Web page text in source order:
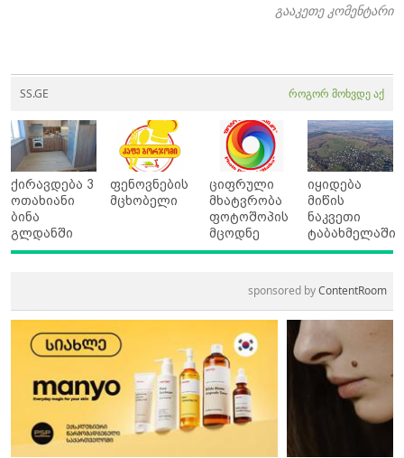
გააკეთე კომენტარი
SS.GE როგორ მოხვდე აქ
ქირავდება 3
ოთახიანი
ბინა
გლდანში
ფენოვნების
მცხობელი
ციფრული
მხატვრობა
ფოტოშოპის
მცოდნე
იყიდება
მიწის
ნაკვეთი
ტაბახმელაში
sponsored byContentRoom